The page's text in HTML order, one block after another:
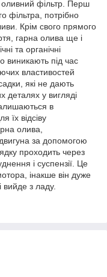
оливний фільтр. Перш
фільтра, потрібно
Крім свого прямого
гарна олива ще і
та органічні
виникають під час
властивостей
які не дають
деталях у вигляді
в
їх відсіву
олива,
двигуна за допомогою
проходить через
і суспензії. Це
інакше він дуже
вийде з ладу.